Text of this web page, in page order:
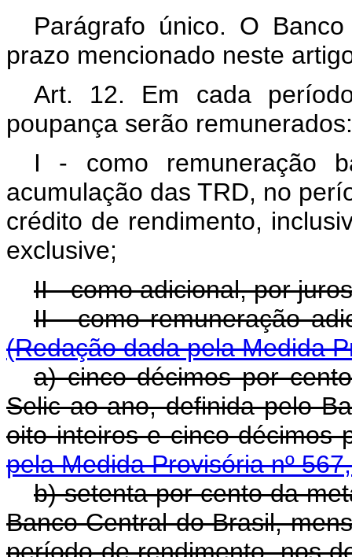
Parágrafo único. O
prazo mencionado neste
Art. 12. Em cada
poupança serão remunerados:
I - como remuneração
acumulação das TRD, no
crédito de rendimento,
exclusive;
II - como adicional, por
II - como
(Redação dada pela Medida
a) cinco décimos por
Selic ao ano, definida pelo
oito inteiros e cinco décimos
pela Medida Provisória nº
b) setenta por cento da
Banco Central do Brasil,